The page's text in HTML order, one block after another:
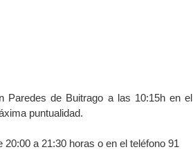
Paredes de Buitrago a las 10:15h en el
puntualidad.
a 21:30 horas o en el teléfono 91